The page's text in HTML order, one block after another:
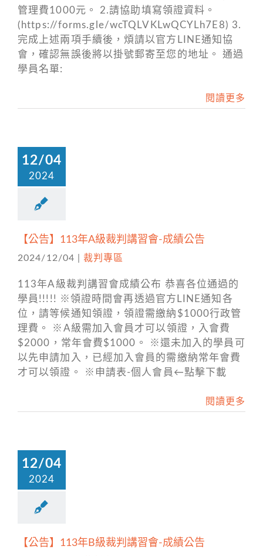
管理費1000元。 2.請協助填寫領證資料。
(https://forms.gle/wcTQLVKLwQCYLh7E8) 3.
完成上述兩項手續後，煩請以官方LINE通知協
會，確認無誤後將以掛號郵寄至您的地址。 通過
學員名單:
閱讀更多
12/04
2024
【公告】113年A級裁判講習會-成績公告
2024/12/04 裁判專區
113年A級裁判講習會成績公布 恭喜各位通過的
學員!!!!! ※領證時間會再透過官方LINE通知各
位，請等候通知領證，領證需繳納$1000行政管
理費。 ※A級需加入會員才可以領證，入會費
$2000，常年會費$1000。 ※還未加入的學員可
以先申請加入，已經加入會員的需繳納常年會費
才可以領證。 ※申請表-個人會員←點擊下載
閱讀更多
12/04
2024
【公告】113年B級裁判講習會-成績公告